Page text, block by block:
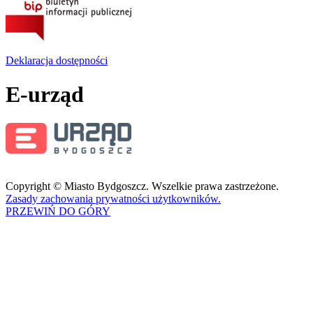
Deklaracja dostępności
E-urząd
Copyright © Miasto Bydgoszcz. Wszelkie prawa zastrzeżone.
Zasady zachowania prywatności użytkowników.
PRZEWIŃ DO GÓRY